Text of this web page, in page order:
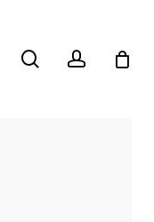
searchaccount